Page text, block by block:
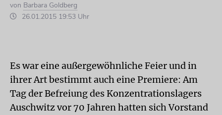
von Barbara Goldberg
26.01.2015 19:53 Uhr
Es war eine außergewöhnliche Feier und in
ihrer Art bestimmt auch eine Premiere: Am
Tag der Befreiung des Konzentrationslagers
Auschwitz vor 70 Jahren hatten sich Vorstand